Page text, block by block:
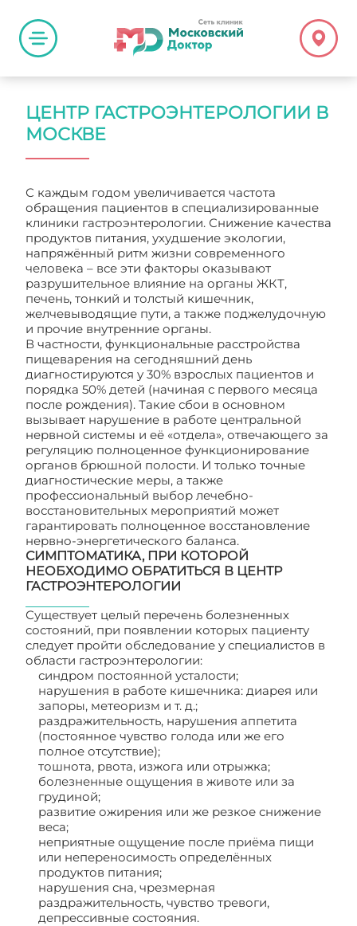
ЦЕНТР ГАСТРОЭНТЕРОЛОГИИ В
МОСКВЕ
С каждым годом увеличивается частота
обращения пациентов в специализированные
клиники гастроэнтерологии. Снижение качества
продуктов питания, ухудшение экологии,
напряжённый ритм жизни современного
человека – все эти факторы оказывают
разрушительное влияние на органы ЖКТ,
печень, тонкий и толстый кишечник,
желчевыводящие пути, а также поджелудочную
и прочие внутренние органы.
В частности, функциональные расстройства
пищеварения на сегодняшний день
диагностируются у 30% взрослых пациентов и
порядка 50% детей (начиная с первого месяца
после рождения). Такие сбои в основном
вызывает нарушение в работе центральной
нервной системы и её «отдела», отвечающего за
регуляцию полноценное функционирование
органов брюшной полости. И только точные
диагностические меры, а также
профессиональный выбор лечебно-
восстановительных мероприятий может
гарантировать полноценное восстановление
нервно-энергетического баланса.
СИМПТОМАТИКА, ПРИ КОТОРОЙ
НЕОБХОДИМО ОБРАТИТЬСЯ В ЦЕНТР
ГАСТРОЭНТЕРОЛОГИИ
Существует целый перечень болезненных
состояний, при появлении которых пациенту
следует пройти обследование у специалистов в
области гастроэнтерологии:
синдром постоянной усталости;
нарушения в работе кишечника: диарея или
запоры, метеоризм и т. д.;
раздражительность, нарушения аппетита
(постоянное чувство голода или же его
полное отсутствие);
тошнота, рвота, изжога или отрыжка;
болезненные ощущения в животе или за
грудиной;
развитие ожирения или же резкое снижение
веса;
неприятные ощущение после приёма пищи
или непереносимость определённых
продуктов питания;
нарушения сна, чрезмерная
раздражительность, чувство тревоги,
депрессивные состояния.